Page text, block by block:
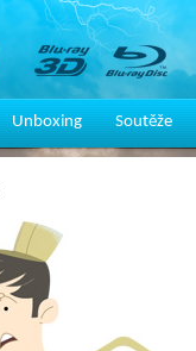
Unboxing Soutěže